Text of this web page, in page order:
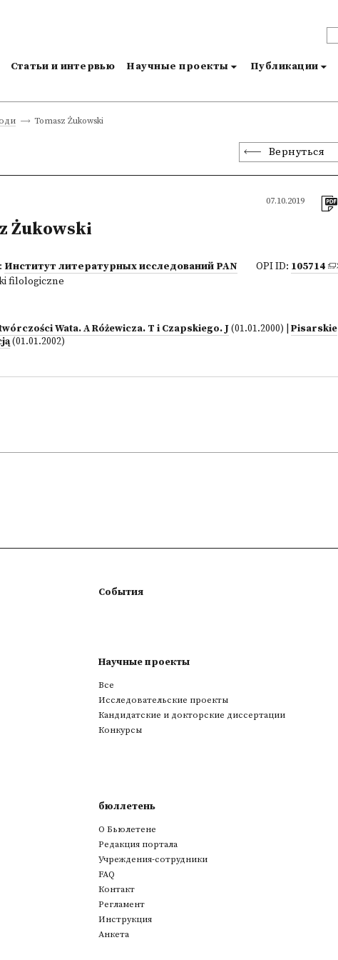
Статьи и интервью Научные проекты Публикации
Tomasz Żukowski
Вернуться
07.10.2019
Żukowski
Институт литературных исследований PAN
filologiczne
OPI ID: 105714
Wata. A Różewicza. T i Czapskiego. J(01.01.2000)
Pisarskie
(01.01.2002)
События
Научные проекты
Все
Исследовательские проекты
Кандидатские и докторские диссертации
Конкурсы
бюллетень
О Бьюлетене
Редакция портала
Учреждения-сотрудники
FAQ
Контакт
Регламент
Инструкция
Анкета